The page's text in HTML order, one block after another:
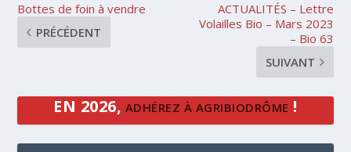
Bottes de foin à vendre
PRÉCÉDENT
ACTUALITÉS – Lettre
Volailles Bio – Mars 2023
– Bio 63
SUIVANT
EN 2026, ADHÉREZ À AGRIBIODRÔME !